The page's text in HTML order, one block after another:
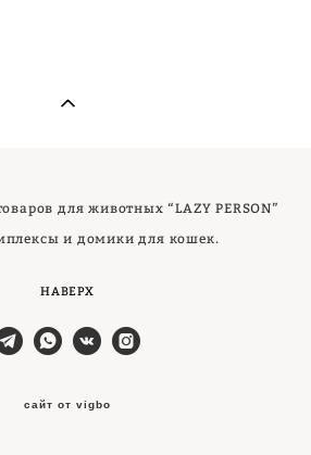
для животных “LAZY PERSON”
и домики для кошек.
НАВЕРХ
сайт от vigbo